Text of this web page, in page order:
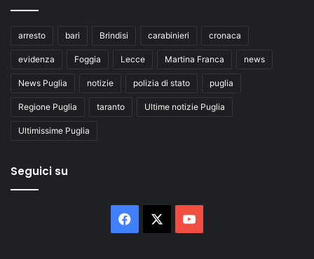
arresto bari Brindisi carabinieri cronaca
evidenza Foggia Lecce Martina Franca news
News Puglia notizie polizia di stato puglia
Regione Puglia taranto Ultime notizie Puglia
Ultimissime Puglia
Seguici su
Facebook